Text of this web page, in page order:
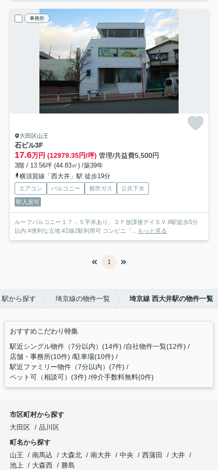
事務所
大田区山王
石ビル3F
17.6万円 (12979.35円/坪) 管理/共益費5,500円
3階 / 13.56坪 (44.83㎡) /築39年
横須賀線「西大井」駅 徒歩19分
エアコン バルコニー 都市ガス
公共下水
即入居可
ルーフバルコニー１７．５平米あり。２Ｆ放課後デイＳＶ #駅徒歩5分
以内 #便利な立地 #2線2駅利用可 コンビニ「... もっと見る
1
駅から探す 埼京線の物件一覧 埼京線 西大井駅の物件一覧
おすすめこだわり特集
駅近シングル物件（7分以内）(14件) 自社物件一覧(12件)
店舗・事務所(10件) 駐車場(10件)
駅近ファミリー物件（7分以内）(7件)
ペット可（相談可）(3件) 仲介手数料無料(0件)
市区町村から探す
大田区
品川区
町名から探す
山王
南馬込 大森北 南大井 中央 西蒲田
大井
池上
大森西
勝島